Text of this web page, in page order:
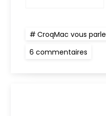
CroqMac vous parle
6 commentaires